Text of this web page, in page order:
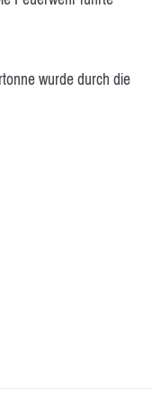
wurde durch die